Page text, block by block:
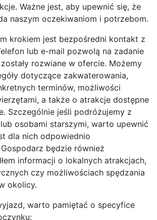
Ważne jest, aby upewnić się, że
naszym oczekiwaniom i potrzebom.
krokiem jest bezpośredni kontakt z
lub e-mail pozwolą na zadanie
rozwiane w ofercie. Możemy
dotyczące zakwaterowania,
terminów, możliwości
a także o atrakcje dostępne
Szczególnie jeśli podróżujemy z
osobami starszymi, warto upewnić
dla nich odpowiednio
będzie również
informacji o lokalnych atrakcjach,
czy możliwościach spędzania
okolicy.
warto pamiętać o specyfice